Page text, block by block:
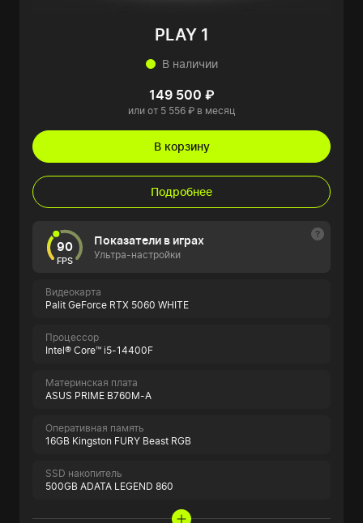
PLAY 1
В наличии
149 500 ₽
или от 5 556 ₽ в месяц
В корзину
Подробнее
90
FPS
Показатели в играх
Ультра-настройки
Видеокарта
Palit GeForce RTX 5060 WHITE
Процессор
Intel® Core™ i5-14400F
Материнская плата
ASUS PRIME B760M-A
Оперативная память
16GB Kingston FURY Beast RGB
SSD накопитель
500GB ADATA LEGEND 860